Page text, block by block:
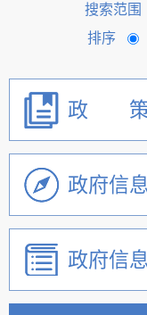
搜索范围
排序
政
政府信
政府信